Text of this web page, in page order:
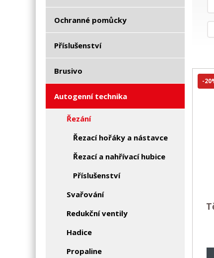
Ochranné pomůcky
Příslušenství
Brusivo
Autogenní technika
Řezání
Řezací hořáky a nástavce
Řezací a nahřívací hubice
Příslušenství
Svařování
Redukční ventily
Hadice
Propaline
-